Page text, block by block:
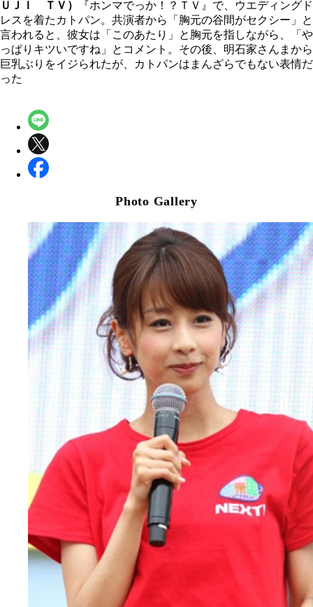
ＵＪＩ ＴＶ）
『ホンマでっか！？ＴＶ』で、ウエディングド
レスを着たカトパン。共演者から「胸元の谷間がセクシー」と
言われると、彼女は「このあたり」と胸元を指しながら、「や
っぱりキツいですね」とコメント。その後、明石家さんまから
巨乳ぶりをイジられたが、カトパンはまんざらでもない表情だ
った
Photo Gallery